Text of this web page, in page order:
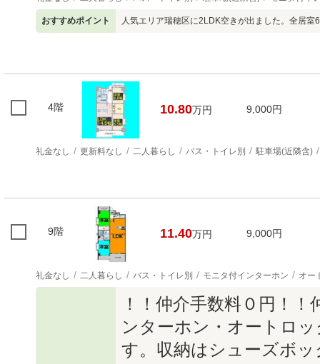
おすすめポイント 人気エリア瑞穂区に2LDK空きが出ました。全居
4階 10.80万円 9,000円
礼金なし 更新料なし 二人暮らし バス・トイレ別 駐車場(近隣含)
9階 11.40万円 9,000円
礼金なし 二人暮らし バス・トイレ別 モニタ付インターホン オー
！！仲介手数料０円！
ンターホン・オートロ
す。収納はシューズボ